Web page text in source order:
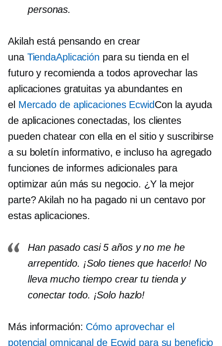
personas.
Akilah está pensando en crear
una TiendaAplicación para su tienda en el
futuro y recomienda a todos aprovechar las
aplicaciones gratuitas ya abundantes en
el Mercado de aplicaciones EcwidCon la ayuda
de aplicaciones conectadas, los clientes
pueden chatear con ella en el sitio y suscribirse
a su boletín informativo, e incluso ha agregado
funciones de informes adicionales para
optimizar aún más su negocio. ¿Y la mejor
parte? Akilah no ha pagado ni un centavo por
estas aplicaciones.
Han pasado casi 5 años y no me he
arrepentido. ¡Solo tienes que hacerlo! No
lleva mucho tiempo crear tu tienda y
conectar todo. ¡Solo hazlo!
Más información: Cómo aprovechar el
potencial omnicanal de Ecwid para su beneficio